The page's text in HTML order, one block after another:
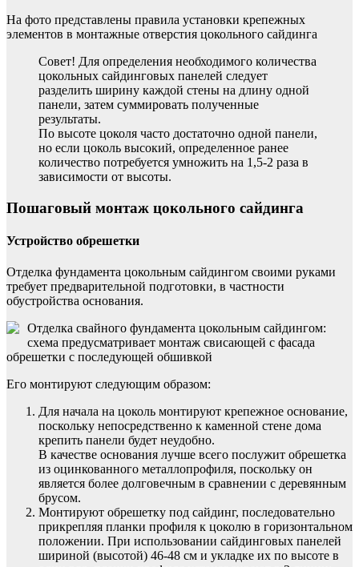
На фото представлены правила установки крепежных
элементов в монтажные отверстия цокольного сайдинга
Совет! Для определения необходимого количества
цокольных сайдинговых панелей следует
разделить ширину каждой стены на длину одной
панели, затем суммировать полученные
результаты.
По высоте цоколя часто достаточно одной панели,
но если цоколь высокий, определенное ранее
количество потребуется умножить на 1,5-2 раза в
зависимости от высоты.
Пошаговый монтаж цокольного сайдинга
Устройство обрешетки
Отделка фундамента цокольным сайдингом своими руками
требует предварительной подготовки, в частности
обустройства основания.
Отделка свайного фундамента цокольным сайдингом:
схема предусматривает монтаж свисающей с фасада
обрешетки с последующей обшивкой
Его монтируют следующим образом:
Для начала на цоколь монтируют крепежное основание,
поскольку непосредственно к каменной стене дома
крепить панели будет неудобно.
В качестве основания лучше всего послужит обрешетка
из оцинкованного металлопрофиля, поскольку он
является более долговечным в сравнении с деревянным
брусом.
Монтируют обрешетку под сайдинг, последовательно
прикрепляя планки профиля к цоколю в горизонтальном
положении. При использовании сайдинговых панелей
шириной (высотой) 46-48 см и укладке их по высоте в